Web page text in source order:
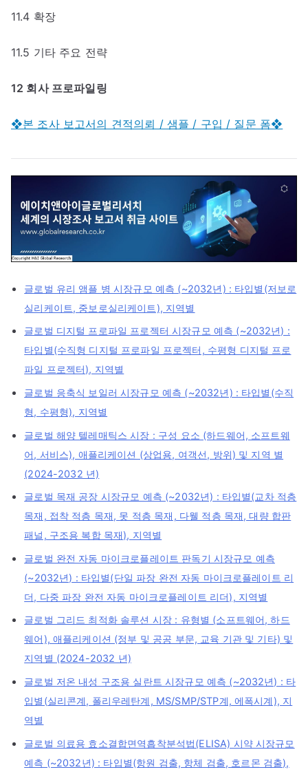
11.4 확장
11.5 기타 주요 전략
12 회사 프로파일링
❖본 조사 보고서의 견적의뢰 / 샘플 / 구입 / 질문 폼❖
글로벌 유리 앰플 병 시장규모 예측 (~2032년) : 타입별(저보로
실리케이트, 중보로실리케이트), 지역별
글로벌 디지털 프로파일 프로젝터 시장규모 예측 (~2032년) :
타입별(수직형 디지털 프로파일 프로젝터, 수평형 디지털 프로
파일 프로젝터), 지역별
글로벌 응축식 보일러 시장규모 예측 (~2032년) : 타입별(수직
형, 수평형), 지역별
글로벌 해양 텔레매틱스 시장 : 구성 요소 (하드웨어, 소프트웨
어, 서비스), 애플리케이션 (상업용, 여객선, 방위) 및 지역 별
(2024-2032 년)
글로벌 목재 공장 시장규모 예측 (~2032년) : 타입별(교차 적층
목재, 접착 적층 목재, 못 적층 목재, 다웰 적층 목재, 대량 합판
패널, 구조용 복합 목재), 지역별
글로벌 완전 자동 마이크로플레이트 판독기 시장규모 예측
(~2032년) : 타입별(단일 파장 완전 자동 마이크로플레이트 리
더, 다중 파장 완전 자동 마이크로플레이트 리더), 지역별
글로벌 그리드 최적화 솔루션 시장 : 유형별 (소프트웨어, 하드
웨어), 애플리케이션 (정부 및 공공 부문, 교육 기관 및 기타) 및
지역별 (2024-2032 년)
글로벌 저온 내성 구조용 실란트 시장규모 예측 (~2032년) : 타
입별(실리콘계, 폴리우레탄계, MS/SMP/STP계, 에폭시계), 지
역별
글로벌 의료용 효소결합면역흡착분석법(ELISA) 시약 시장규모
예측 (~2032년) : 타입별(항원 검출, 항체 검출, 호르몬 검출),